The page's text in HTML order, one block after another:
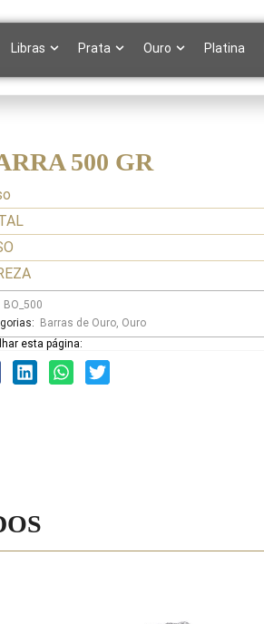
Libras Prata Ouro Platina
500 GR
BO_500
Barras de Ouro, Ouro
esta página: